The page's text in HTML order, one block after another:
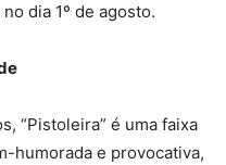
dia 1º de agosto.
“Pistoleira” é uma faixa
humorada e provocativa,